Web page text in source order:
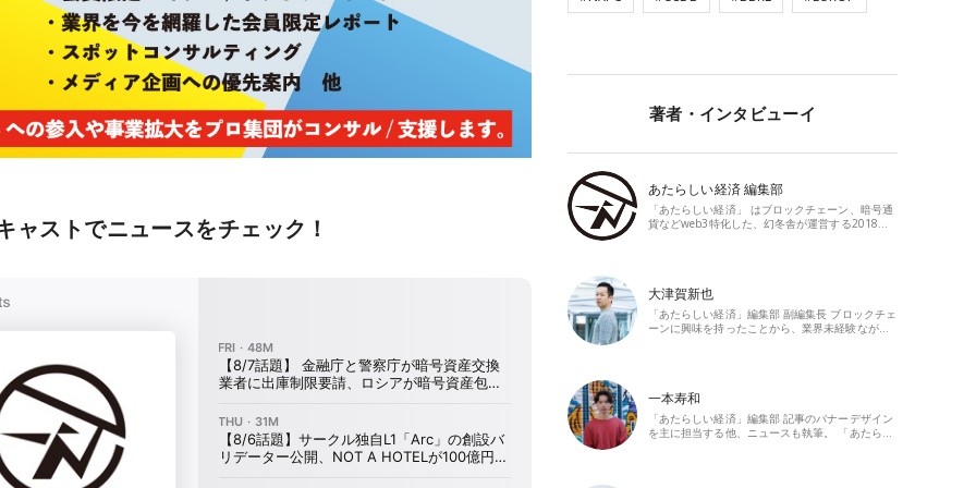
ャストでニュースをチェック！
著者・インタビューイ
あたらしい経済 編集部
「あたらしい経済」 はブロックチェーン、暗号通
貨などweb3特化した、幻冬舎が運営する2018…
大津賀新也
「あたらしい経済」編集部 副編集長 ブロックチェ
ーンに興味を持ったことから、業界未経験なが…
一本寿和
「あたらしい経済」編集部 記事のバナーデザイン
を主に担当する他、ニュースも執筆。 「あたら…